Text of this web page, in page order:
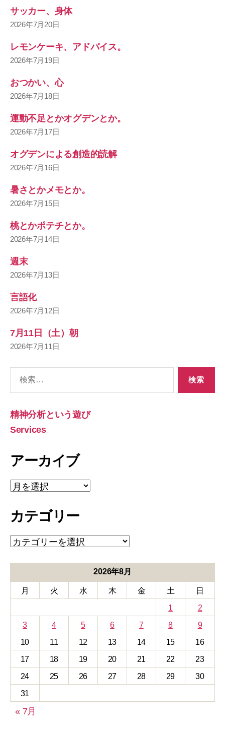
サッカー、身体
2026年7月20日
レモンケーキ、アドバイス。
2026年7月19日
おつかい、心
2026年7月18日
運動不足とかオグデンとか。
2026年7月17日
オグデンによる創造的読解
2026年7月16日
暑さとかメモとか。
2026年7月15日
桃とかポテチとか。
2026年7月14日
週末
2026年7月13日
言語化
2026年7月12日
7月11日（土）朝
2026年7月11日
象:
精神分析という遊び
Services
アーカイブ
ア
ー
イ
カテゴリー
カ
テ
ー
2026年8月
月 火 水 木 金 土
日
1
2
3
4 5 6 7 8
9
10
11 12 13 14 15
16
17
18 19 20 21 22
23
24
25 26 27 28 29
30
31
« 7月